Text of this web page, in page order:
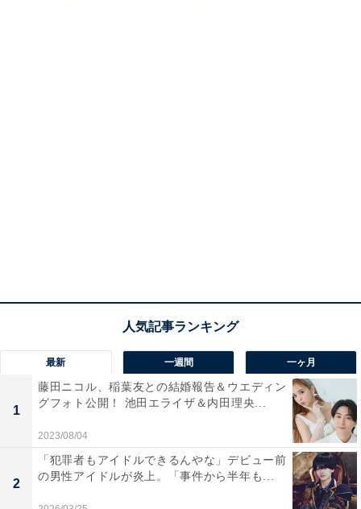
最新 一週間 一ヶ月
1
藤田ニコル、稲葉友との結婚報告＆ウエディン
グフォト公開！ 池田エライザ＆内田理央...
2023/08/04
2
「犯罪者もアイドルできるんやな」デビュー前
の男性アイドルが炎上。「事件から半年も...